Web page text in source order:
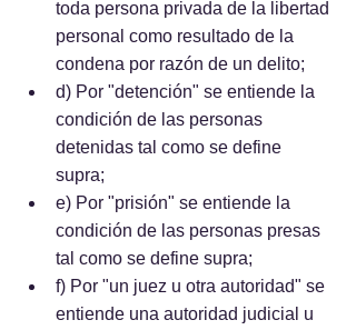
toda persona privada de la libertad
personal como resultado de la
condena por razón de un delito;
d) Por "detención" se entiende la
condición de las personas
detenidas tal como se define
supra;
e) Por "prisión" se entiende la
condición de las personas presas
tal como se define supra;
f) Por "un juez u otra autoridad" se
entiende una autoridad judicial u